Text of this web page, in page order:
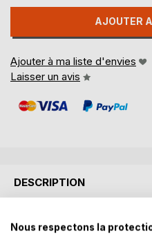
AJOUTER
Ajouter à ma liste d'envies
Laisser un avis
DESCRIPTION
Sculpteur… “ Inavoué” ?
Nous respectons la